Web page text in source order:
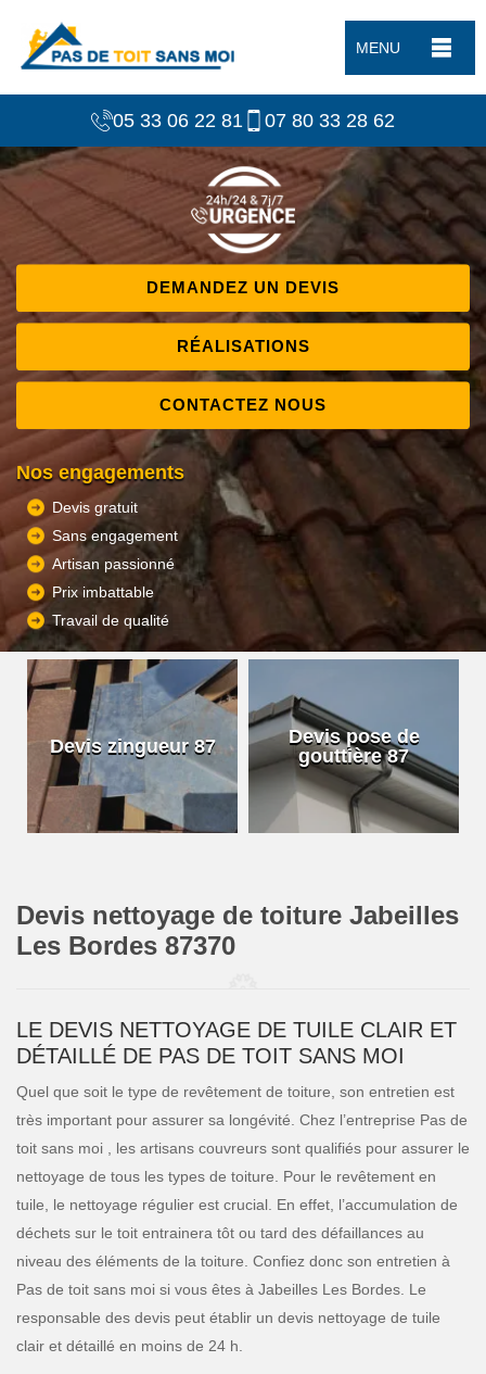
MENU
05 33 06 22 81 07 80 33 28 62
DEMANDEZ UN DEVIS
RÉALISATIONS
CONTACTEZ NOUS
Nos engagements
Devis gratuit
Sans engagement
Artisan passionné
Prix imbattable
Travail de qualité
Devis zingueur 87
Devis pose de
gouttière 87
Devis nettoyage de toiture Jabeilles
Les Bordes 87370
LE DEVIS NETTOYAGE DE TUILE CLAIR ET
DÉTAILLÉ DE PAS DE TOIT SANS MOI
Quel que soit le type de revêtement de toiture, son entretien est
très important pour assurer sa longévité. Chez l’entreprise Pas de
toit sans moi , les artisans couvreurs sont qualifiés pour assurer le
nettoyage de tous les types de toiture. Pour le revêtement en
tuile, le nettoyage régulier est crucial. En effet, l’accumulation de
déchets sur le toit entrainera tôt ou tard des défaillances au
niveau des éléments de la toiture. Confiez donc son entretien à
Pas de toit sans moi si vous êtes à Jabeilles Les Bordes. Le
responsable des devis peut établir un devis nettoyage de tuile
clair et détaillé en moins de 24 h.